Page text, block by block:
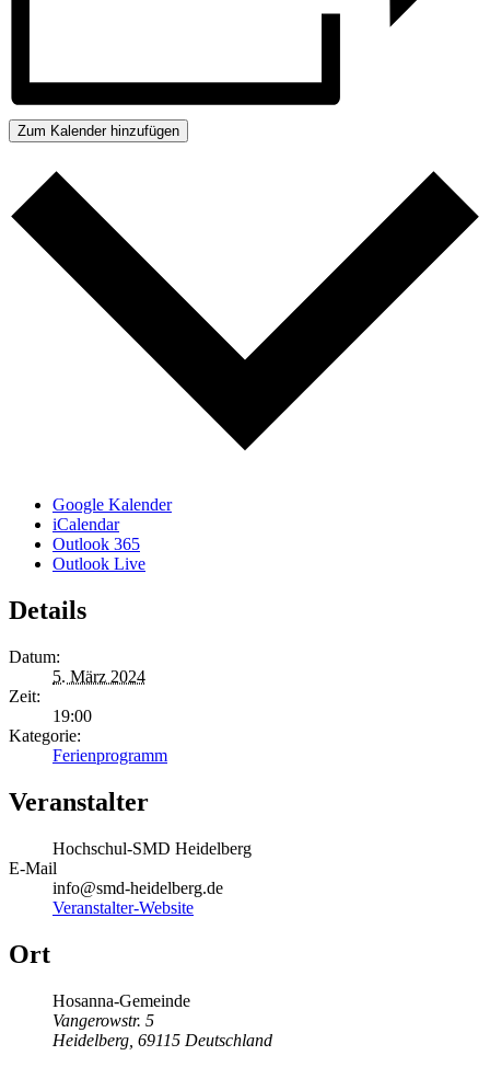
Zum Kalender hinzufügen
Google Kalender
iCalendar
Outlook 365
Outlook Live
Details
Datum:
5. März 2024
Zeit:
19:00
Kategorie:
Ferienprogramm
Veranstalter
Hochschul-SMD Heidelberg
E-Mail
info@smd-heidelberg.de
Veranstalter-Website
Ort
Hosanna-Gemeinde
Vangerowstr. 5
Heidelberg 69115 Deutschland